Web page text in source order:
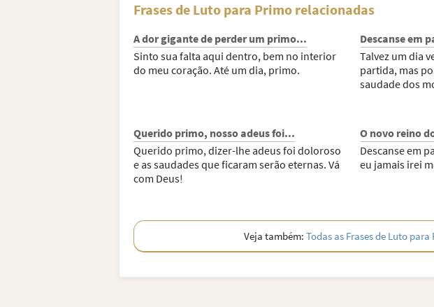
Frases de Luto para Primo relacionadas
A dor gigante de perder um primo...
Sinto sua falta aqui dentro, bem no interior
do meu coração. Até um dia, primo.
Descanse em
Talvez um dia
partida, mas
saudade dos
Querido primo, nosso adeus foi...
Querido primo, dizer-lhe adeus foi doloroso
e as saudades que ficaram serão eternas. Vá
com Deus!
O novo reino
Descanse em
eu jamais irei
Veja também:Todas as Frases de Luto